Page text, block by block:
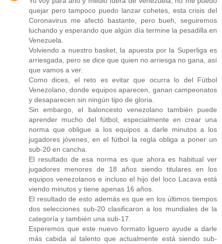
quejar pero tampoco puedo lanzar cohetes, esta crisis del
Coronavirus me afectó bastante, pero bueh, seguiremos
luchando y esperando que algún día termine la pesadilla en
Venezuela.
Volviendo a nuestro basket, la apuesta por la Superliga es
arriesgada, pero se dice que quien no arriesga no gana, así
que vamos a ver.
Como dices, el reto es evitar que ocurra lo del Fútbol
Venezolano, donde equipos aparecen, ganan campeonatos
y desaparecen sin ningún tipo de gloria.
Sin embargo, el baloncesto venezolano también puede
aprender mucho del fútbol, especialmente en crear una
norma que obligue a los equipos a darle minutos a los
jugadores jóvenes, en el fútbol la regla obliga a poner un
sub-20 en cancha.
El resultado de esa norma es que ahora es habitual ver
jugadores menores de 18 años siendo titulares en los
equipos venezolanos e incluso el hijo del loco Lacava está
viendo minutos y tiene apenas 16 años.
El resultado de esto además es que en los últimos tiempos
dos selecciones sub-20 clasificaron a los mundiales de la
categoría y también una sub-17.
Esperemos que este nuevo formato liguero ayude a darle
más cabida al talento que actualmente está siendo sub-